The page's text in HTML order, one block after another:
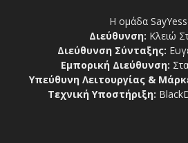
Η ομάδα
Διεύθυνση: Κλειώ
Διεύθυνση Σύνταξης:
Εμπορική Διεύθυνση:
Υπεύθυνη Λειτουργίας &
Τεχνική Υποστήριξη: